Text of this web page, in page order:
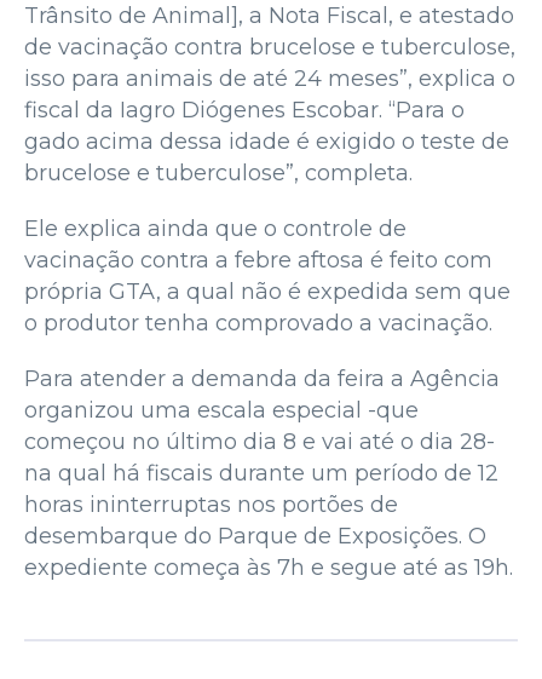
Trânsito de Animal], a Nota Fiscal, e atestado
de vacinação contra brucelose e tuberculose,
isso para animais de até 24 meses”, explica o
fiscal da Iagro Diógenes Escobar. “Para o
gado acima dessa idade é exigido o teste de
brucelose e tuberculose”, completa.
Ele explica ainda que o controle de
vacinação contra a febre aftosa é feito com
própria GTA, a qual não é expedida sem que
o produtor tenha comprovado a vacinação.
Para atender a demanda da feira a Agência
organizou uma escala especial -que
começou no último dia 8 e vai até o dia 28-
na qual há fiscais durante um período de 12
horas ininterruptas nos portões de
desembarque do Parque de Exposições. O
expediente começa às 7h e segue até as 19h.